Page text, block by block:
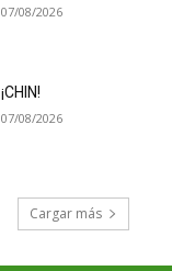
07/08/2026
¡CHIN!
07/08/2026
Cargar más